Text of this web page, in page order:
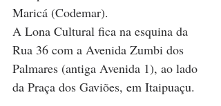
Maricá (Codemar).
A Lona Cultural fica na esquina da
Rua 36 com a Avenida Zumbi dos
Palmares (antiga Avenida 1), ao lado
da Praça dos Gaviões, em Itaipuaçu.